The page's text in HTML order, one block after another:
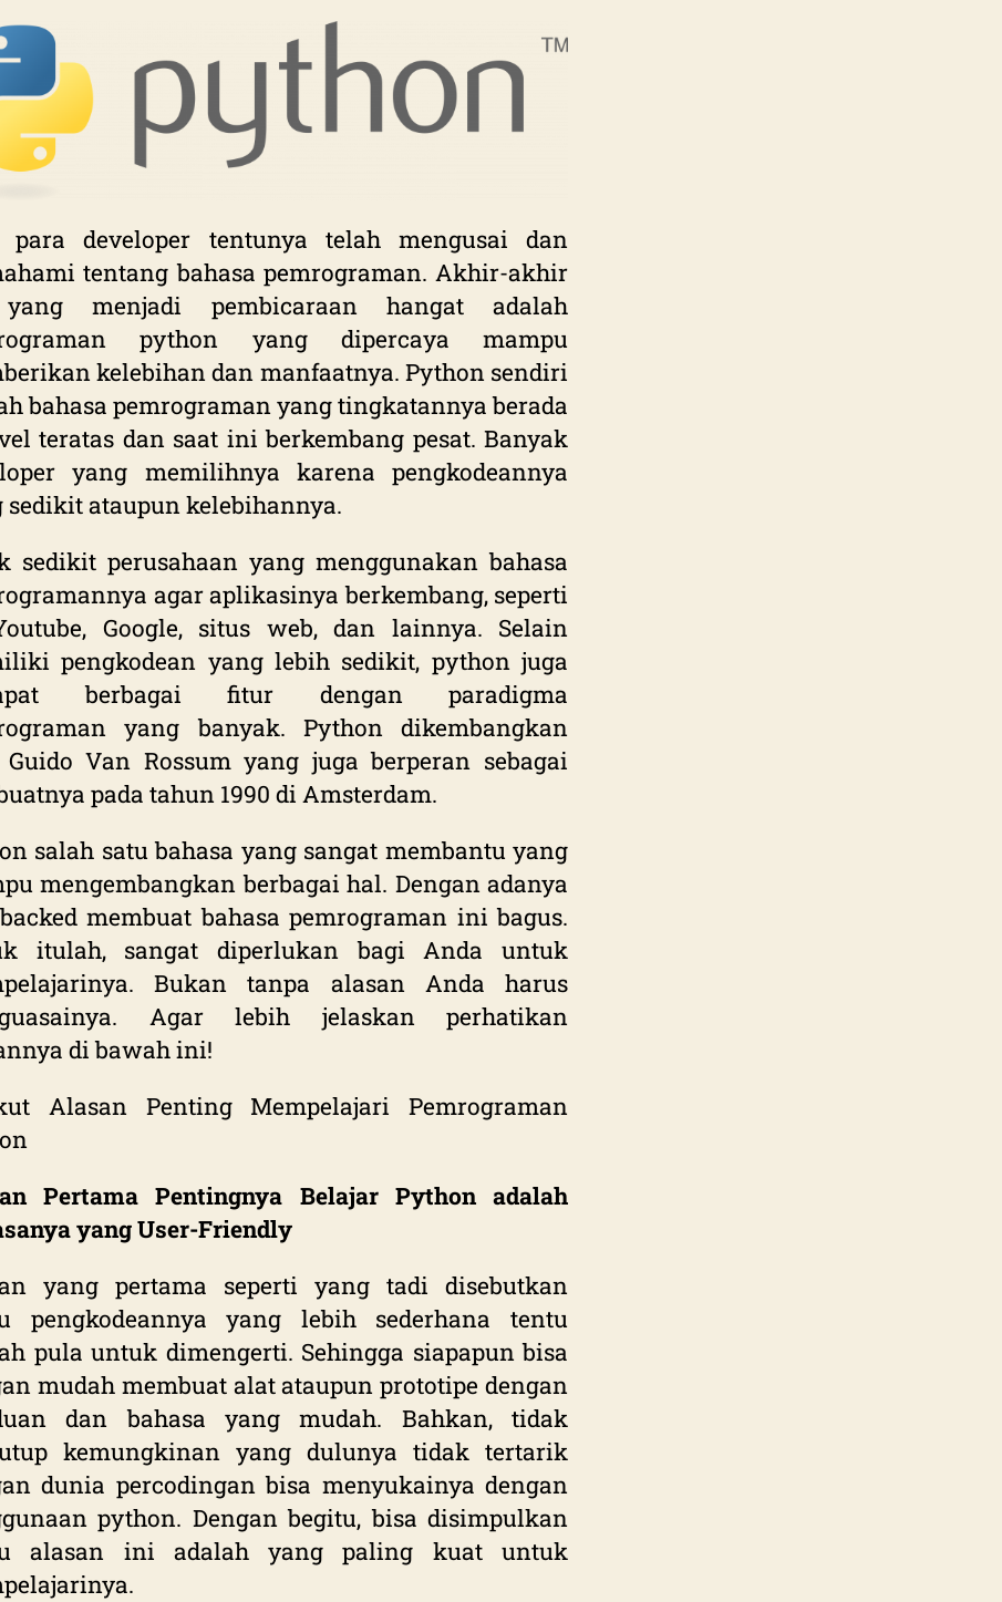
para developer tentunya telah mengusai dan
tentang bahasa pemrograman. Akhir-akhir
menjadi pembicaraan hangat adalah
python yang dipercaya mampu
kelebihan dan manfaatnya. Python sendiri
bahasa pemrograman yang tingkatannya berada
teratas dan saat ini berkembang pesat. Banyak
yang memilihnya karena pengkodeannya
sedikit ataupun kelebihannya.
sedikit perusahaan yang menggunakan bahasa
agar aplikasinya berkembang, seperti
Google, situs web, dan lainnya. Selain
pengkodean yang lebih sedikit, python juga
berbagai fitur dengan paradigma
yang banyak. Python dikembangkan
Van Rossum yang juga berperan sebagai
pada tahun 1990 di Amsterdam.
salah satu bahasa yang sangat membantu yang
mengembangkan berbagai hal. Dengan adanya
membuat bahasa pemrograman ini bagus.
itulah, sangat diperlukan bagi Anda untuk
Bukan tanpa alasan Anda harus
Agar lebih jelaskan perhatikan
di bawah ini!
Alasan Penting Mempelajari Pemrograman
Pertama Pentingnya Belajar Python adalah
yang User-Friendly
yang pertama seperti yang tadi disebutkan
pengkodeannya yang lebih sederhana tentu
pula untuk dimengerti. Sehingga siapapun bisa
mudah membuat alat ataupun prototipe dengan
dan bahasa yang mudah. Bahkan, tidak
kemungkinan yang dulunya tidak tertarik
dunia percodingan bisa menyukainya dengan
python. Dengan begitu, bisa disimpulkan
alasan ini adalah yang paling kuat untuk